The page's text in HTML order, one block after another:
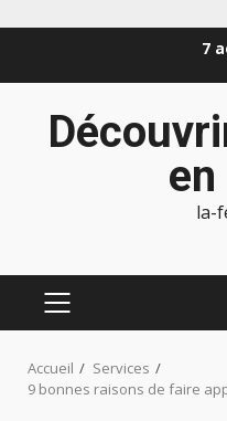
7
la-
MENU
Accueil
Services
9 bonnes raisons de faire